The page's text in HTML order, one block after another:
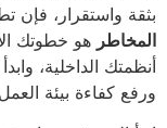
بثقة واستقرار، فإن
المخاطر هو خطوتك
أنظمتك الداخلية،
ورفع كفاءة بيئة